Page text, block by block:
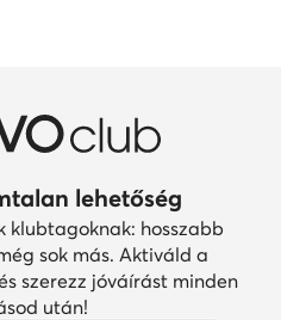
lehetőség
klubtagoknak: hosszabb
sok más. Aktiváld a
szerezz jóváírást minden
után!